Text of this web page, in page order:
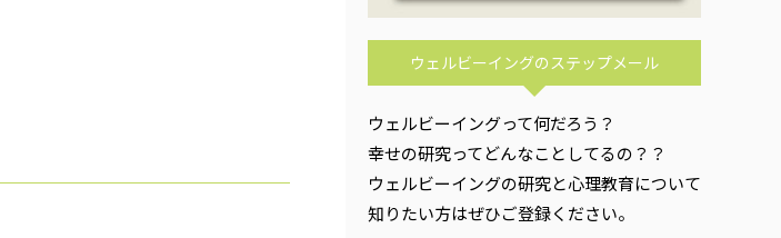
ウェルビーイングのステップメール
ウェルビーイングって何だろう？
幸せの研究ってどんなことしてるの？？
ウェルビーイングの研究と心理教育について
知りたい方はぜひご登録ください。